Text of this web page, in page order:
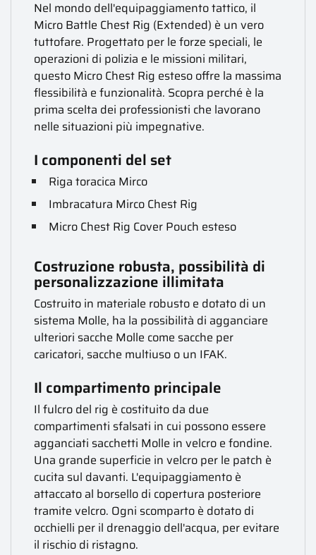
Nel mondo dell'equipaggiamento tattico, il
Micro Battle Chest Rig (Extended) è un vero
tuttofare. Progettato per le forze speciali, le
operazioni di polizia e le missioni militari,
questo Micro Chest Rig esteso offre la massima
flessibilità e funzionalità. Scopra perché è la
prima scelta dei professionisti che lavorano
nelle situazioni più impegnative.
I componenti del set
Riga toracica Mirco
Imbracatura Mirco Chest Rig
Micro Chest Rig Cover Pouch esteso
Costruzione robusta, possibilità di
personalizzazione illimitata
Costruito in materiale robusto e dotato di un
sistema Molle, ha la possibilità di agganciare
ulteriori sacche Molle come sacche per
caricatori, sacche multiuso o un IFAK.
Il compartimento principale
Il fulcro del rig è costituito da due
compartimenti sfalsati in cui possono essere
agganciati sacchetti Molle in velcro e fondine.
Una grande superficie in velcro per le patch è
cucita sul davanti. L'equipaggiamento è
attaccato al borsello di copertura posteriore
tramite velcro. Ogni scomparto è dotato di
occhielli per il drenaggio dell'acqua, per evitare
il rischio di ristagno.